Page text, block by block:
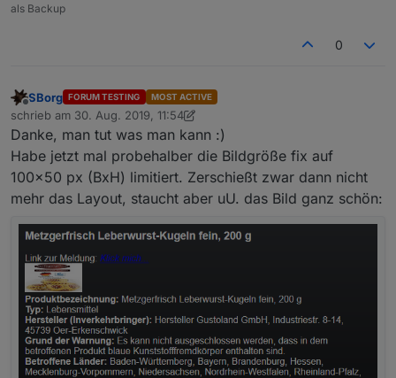
als Backup
0
Offline
SBorg FORUM TESTING MOST ACTIVE
schrieb am 30. Aug. 2019, 11:54
zuletzt editiert von SBorg
Danke, man tut was man kann :)
Habe jetzt mal probehalber die Bildgröße fix auf
100x50 px (BxH) limitiert. Zerschießt zwar dann nicht
mehr das Layout, staucht aber uU. das Bild ganz schön: